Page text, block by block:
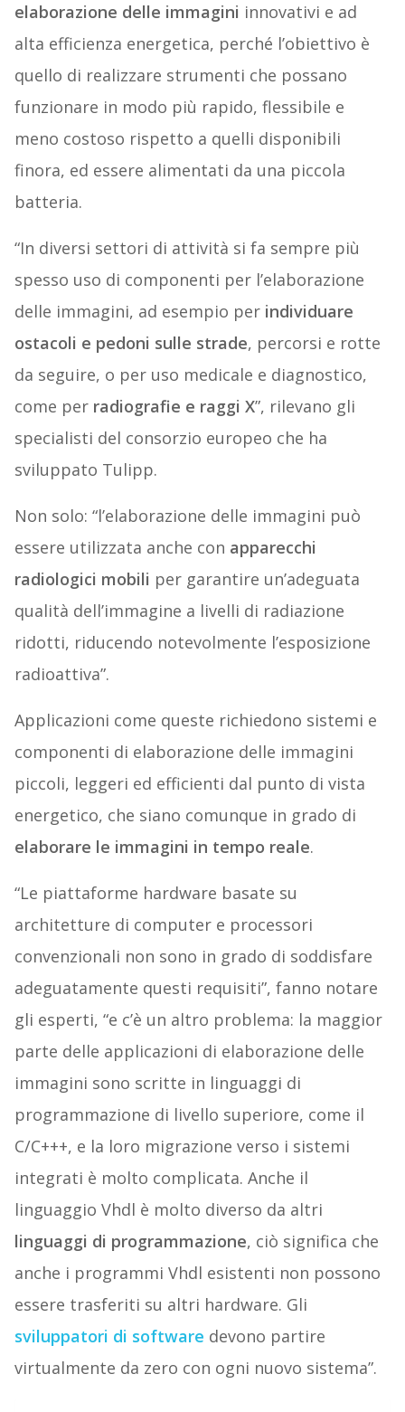
elaborazione delle immagini innovativi e ad
alta efficienza energetica, perché l’obiettivo è
quello di realizzare strumenti che possano
funzionare in modo più rapido, flessibile e
meno costoso rispetto a quelli disponibili
finora, ed essere alimentati da una piccola
batteria.
“In diversi settori di attività si fa sempre più
spesso uso di componenti per l’elaborazione
delle immagini, ad esempio per individuare
ostacoli e pedoni sulle strade, percorsi e rotte
da seguire, o per uso medicale e diagnostico,
come per radiografie e raggi X”, rilevano gli
specialisti del consorzio europeo che ha
sviluppato Tulipp.
Non solo: “l’elaborazione delle immagini può
essere utilizzata anche con apparecchi
radiologici mobili per garantire un’adeguata
qualità dell’immagine a livelli di radiazione
ridotti, riducendo notevolmente l’esposizione
radioattiva”.
Applicazioni come queste richiedono sistemi e
componenti di elaborazione delle immagini
piccoli, leggeri ed efficienti dal punto di vista
energetico, che siano comunque in grado di
elaborare le immagini in tempo reale.
“Le piattaforme hardware basate su
architetture di computer e processori
convenzionali non sono in grado di soddisfare
adeguatamente questi requisiti”, fanno notare
gli esperti, “e c’è un altro problema: la maggior
parte delle applicazioni di elaborazione delle
immagini sono scritte in linguaggi di
programmazione di livello superiore, come il
C/C+++, e la loro migrazione verso i sistemi
integrati è molto complicata. Anche il
linguaggio Vhdl è molto diverso da altri
linguaggi di programmazione, ciò significa che
anche i programmi Vhdl esistenti non possono
essere trasferiti su altri hardware. Gli
sviluppatori di software devono partire
virtualmente da zero con ogni nuovo sistema”.